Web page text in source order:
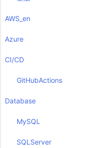
AWS_en
Azure
CI/CD
GitHubActions
Database
MySQL
SQLServer